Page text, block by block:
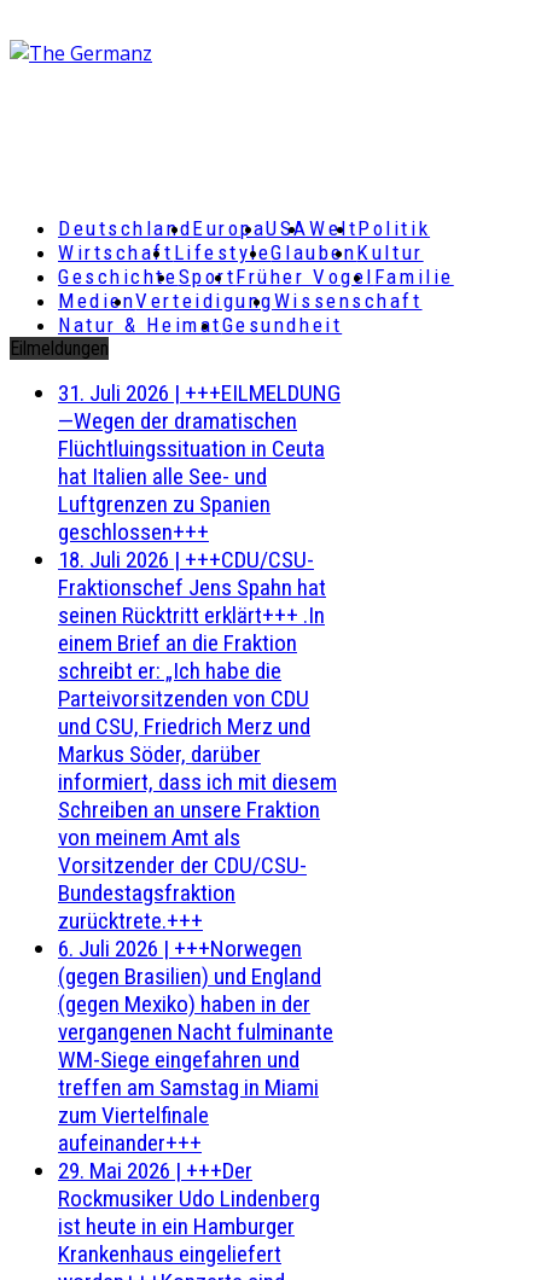
DeutschlandEuropaUSAWeltPolitik
Wirtschaft LifestyleGlaubenKultur
GeschichteSportFrüher Vogel Familie
MedienVerteidigungWissenschaft
Natur & HeimatGesundheit
Eilmeldungen
31. Juli 2026 | +++EILMELDUNG
—Wegen der dramatischen
Flüchtluingssituation in Ceuta
hat Italien alle See- und
Luftgrenzen zu Spanien
geschlossen+++
18. Juli 2026 | +++CDU/CSU-
Fraktionschef Jens Spahn hat
seinen Rücktritt erklärt+++ .In
einem Brief an die Fraktion
schreibt er: „Ich habe die
Parteivorsitzenden von CDU
und CSU, Friedrich Merz und
Markus Söder, darüber
informiert, dass ich mit diesem
Schreiben an unsere Fraktion
von meinem Amt als
Vorsitzender der CDU/CSU-
Bundestagsfraktion
zurücktrete.+++
6. Juli 2026 | +++Norwegen
(gegen Brasilien) und England
(gegen Mexiko) haben in der
vergangenen Nacht fulminante
WM-Siege eingefahren und
treffen am Samstag in Miami
zum Viertelfinale
aufeinander+++
29. Mai 2026 | +++Der
Rockmusiker Udo Lindenberg
ist heute in ein Hamburger
Krankenhaus eingeliefert